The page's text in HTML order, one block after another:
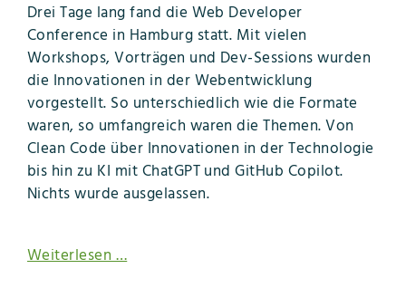
Drei Tage lang fand die Web Developer
Conference in Hamburg statt. Mit vielen
Workshops, Vorträgen und Dev-Sessions wurden
die Innovationen in der Webentwicklung
vorgestellt. So unterschiedlich wie die Formate
waren, so umfangreich waren die Themen. Von
Clean Code über Innovationen in der Technologie
bis hin zu KI mit ChatGPT und GitHub Copilot.
Nichts wurde ausgelassen.
Weiterlesen …